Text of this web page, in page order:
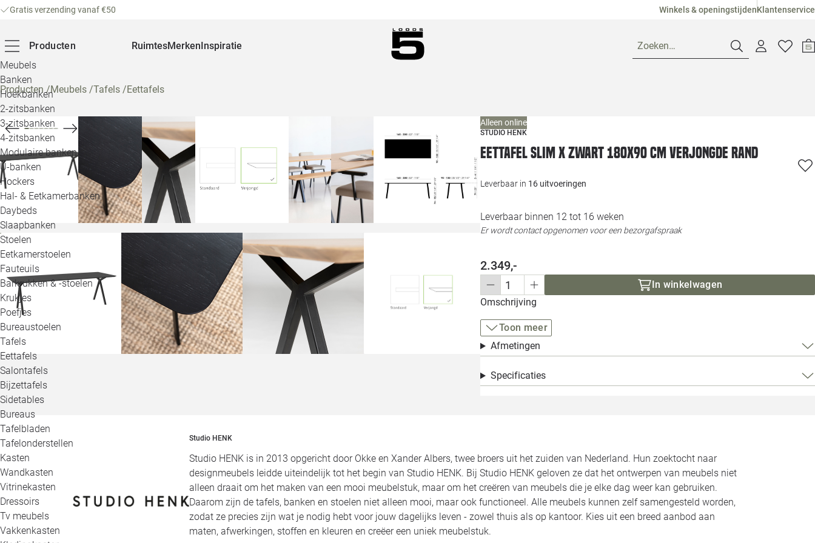
Gratis verzending vanaf €50 Winkels & openingstijdenKlantenservice
Producten
Meubels
Banken
Hoekbanken
2-zitsbanken
3-zitsbanken
4-zitsbanken
Modulaire banken
U-banken
Hockers
Hal- & Eetkamerbanken
Daybeds
Slaapbanken
Stoelen
Eetkamerstoelen
Fauteuils
Barkrukken & -stoelen
Krukjes
Poefjes
Bureaustoelen
Tafels
Eettafels
Salontafels
Bijzettafels
Sidetables
Bureaus
Tafelbladen
Tafelonderstellen
Kasten
Wandkasten
Vitrinekasten
Dressoirs
Tv meubels
Vakkenkasten
RuimtesMerkenInspiratie Zoeken…
Loods 5
Alle
Producten/Meubels /Tafels /Eettafels
Alleen online
STUDIO HENK
Eettafel Slim X zwart 180x90 cm verjongde rand
Leverbaar in 16 uitvoeringen
Leverbaar binnen 12 tot 16 weken
Er wordt contact opgenomen voor een bezorgafspraak
2.349,-
In winkelwagen
Omschrijving
Toon meer
Afmetingen
Specificaties
Studio HENK
Studio HENK is in 2013 opgericht door Okke en Xander Albers, twee broers uit het zuiden van Nederland. Hun zoektocht naar
designmeubels leidde uiteindelijk tot het begin van Studio HENK. Bij Studio HENK geloven ze dat het ontwerpen van meubels niet
alleen draait om het maken van een mooi meubelstuk, maar om het creëren van meubels die je elke dag weer kan gebruiken.
Daarom zijn de tafels, banken en stoelen niet alleen mooi, maar ook functioneel. Alle meubels kunnen zelf samengesteld worden,
zodat ze precies zijn wat je nodig hebt voor jouw dagelijks leven - zowel thuis als op kantoor. Kies uit een breed aanbod aan
maten, afwerkingen, stoffen en kleuren en creëer een uniek meubelstuk.